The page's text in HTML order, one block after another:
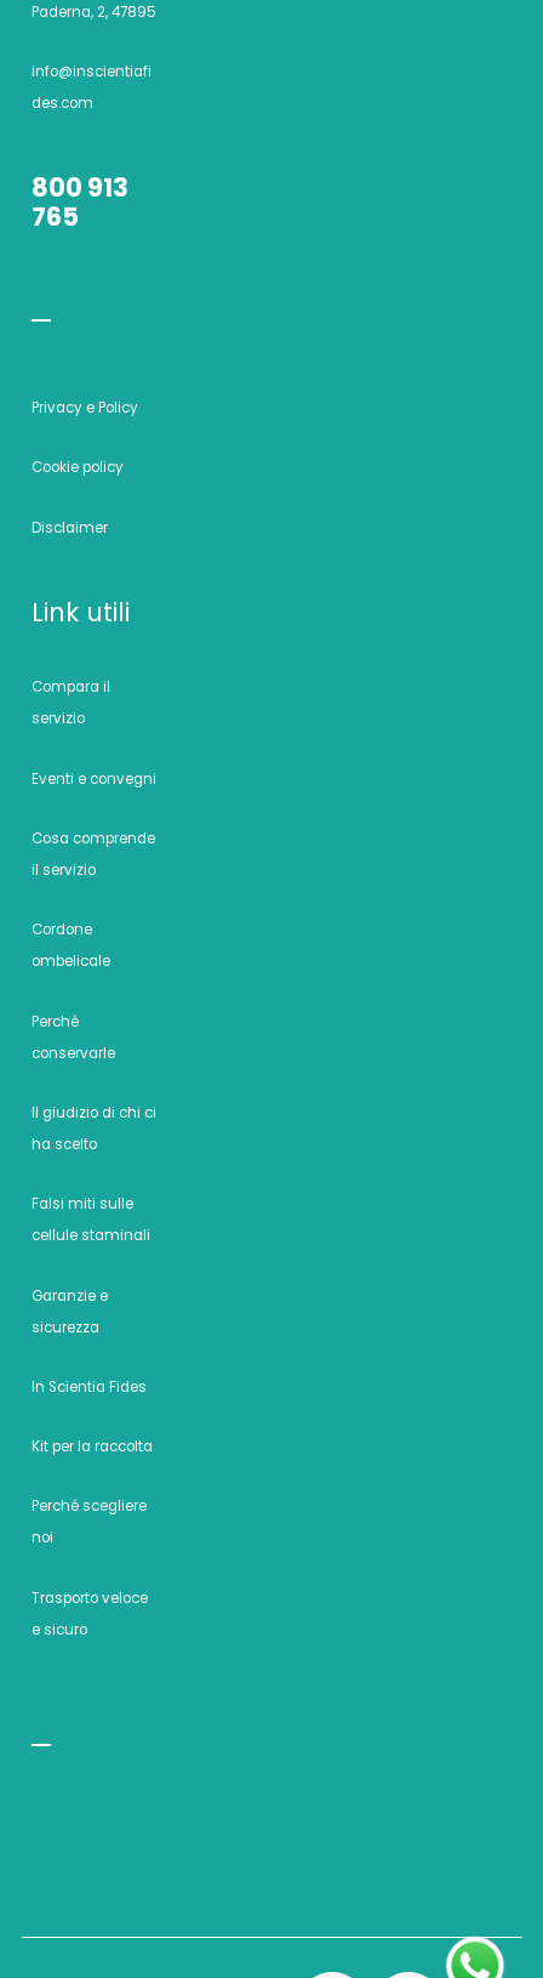
Paderna, 2, 47895
info@inscientiafi
des.com
800 913
765
Privacy e Policy
Cookie policy
Disclaimer
Link utili
Compara il
servizio
Eventi e convegni
Cosa comprende
il servizio
Cordone
ombelicale
Perchè
conservarle
Il giudizio di chi ci
ha scelto
Falsi miti sulle
cellule staminali
Garanzie e
sicurezza
In Scientia Fides
Kit per la raccolta
Perché scegliere
noi
Trasporto veloce
e sicuro